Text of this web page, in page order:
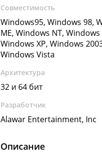
Совместимость
Windows95, Windows 98,
ME, Windows NT, Windows
Windows XP, Windows
Windows Vista
Архитектура
32 и 64 бит
Разработчик
Alawar Entertainment, Inc
Описание